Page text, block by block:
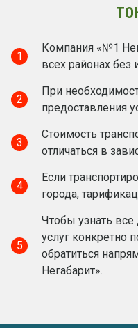
1
Компания «№1
всех районах без
2
При
предоставления
3
Стоимость
отличаться в
4
Если
города,
5
Чтобы узнать все
услуг конкретно
обратиться
Негабарит».